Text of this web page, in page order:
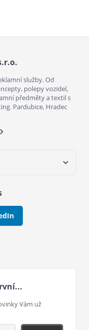
služby. Od
polepy vozidel,
předměty a textil s
Pardubice, Hradec
Vám už